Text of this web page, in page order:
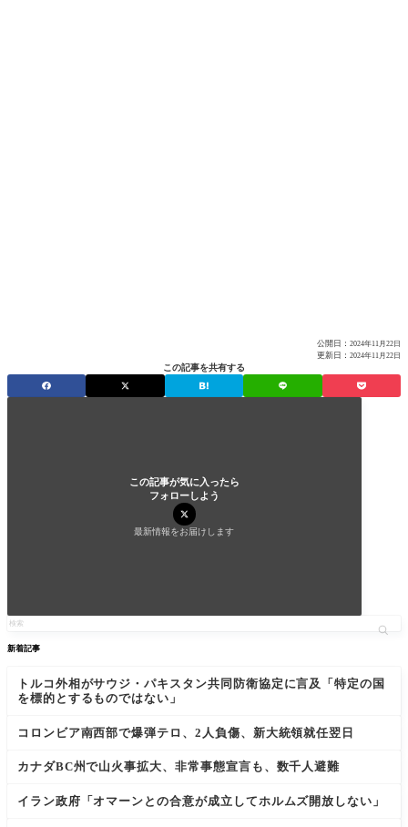
公開日： 2024年11月22日
更新日： 2024年11月22日
この記事を共有する
この記事が気に入ったら
フォローしよう
最新情報をお届けします
新着記事
トルコ外相がサウジ・パキスタン共同防衛協定に言及「特定の国
を標的とするものではない」
コロンビア南西部で爆弾テロ、2人負傷、新大統領就任翌日
カナダBC州で山火事拡大、非常事態宣言も、数千人避難
イラン政府「オマーンとの合意が成立してホルムズ開放しない」